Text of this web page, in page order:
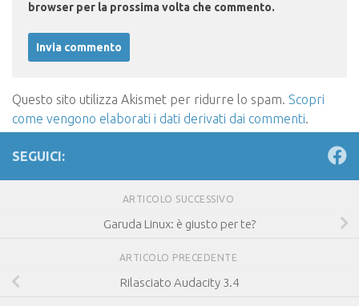
browser per la prossima volta che commento.
Questo sito utilizza Akismet per ridurre lo spam. Scopri
come vengono elaborati i dati derivati dai commenti.
SEGUICI:
ARTICOLO SUCCESSIVO
Garuda Linux: è giusto per te?
ARTICOLO PRECEDENTE
Rilasciato Audacity 3.4